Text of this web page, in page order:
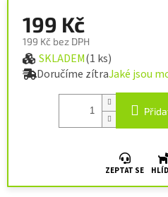
199 Kč
199 Kč bez DPH
Měrná cena:
SKLADEM(1 ks)
Doručíme zítraJaké jsou
ZEPTAT SE